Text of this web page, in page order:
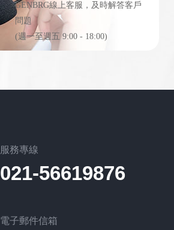
GENBRG線上客服，及時解答客戶
問題
(週一至週五 9:00 - 18:00)
服務專線
021-56619876
電子郵件信箱